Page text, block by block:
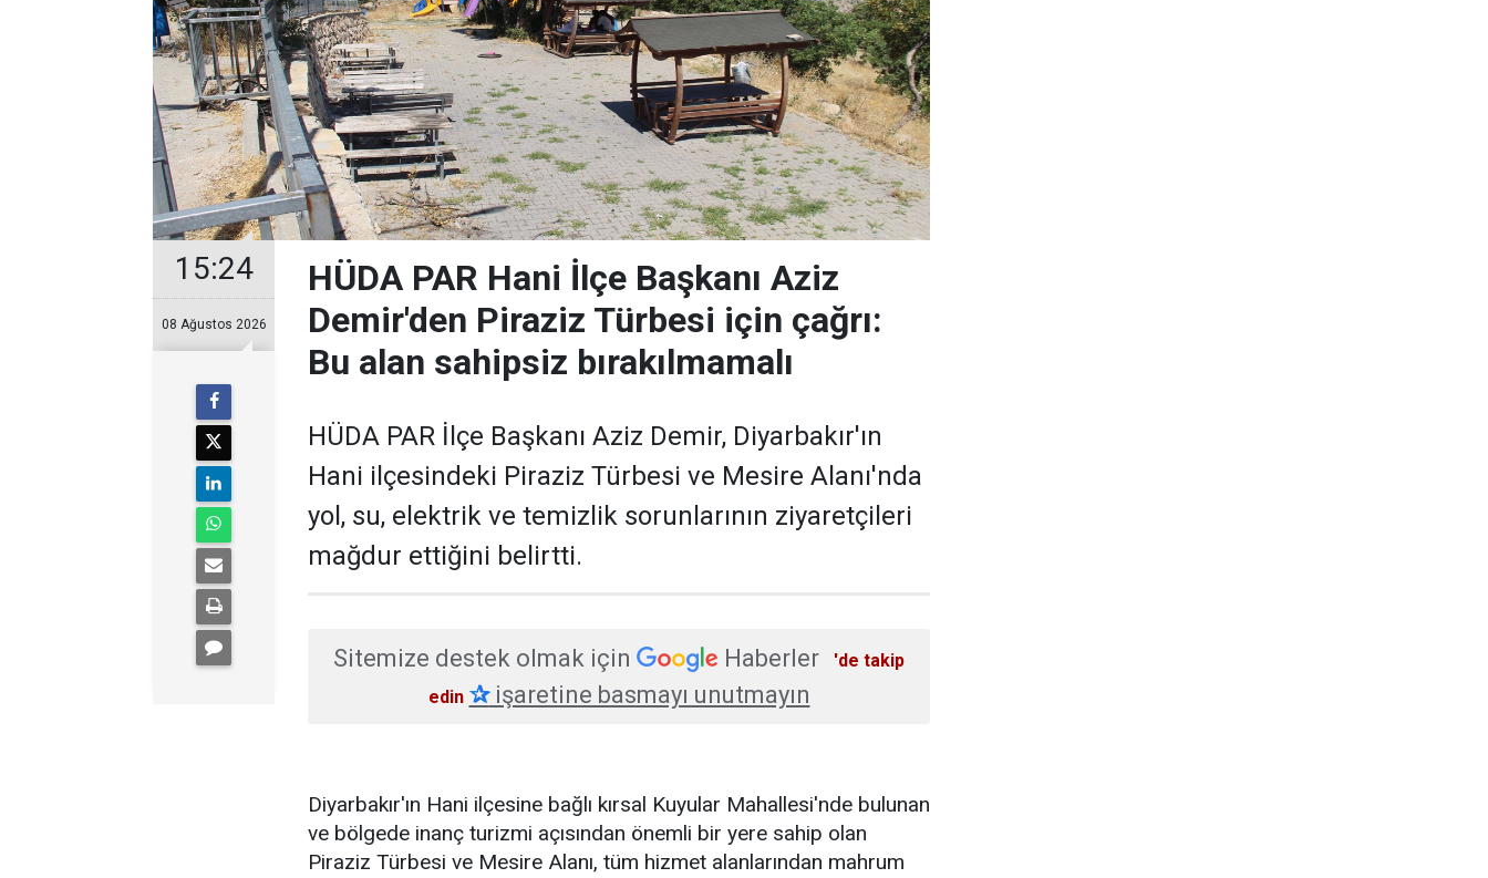
15:24
08 Ağustos 2026
HÜDA PAR Hani İlçe Başkanı Aziz
Demir'den Piraziz Türbesi için çağrı:
Bu alan sahipsiz bırakılmamalı
HÜDA PAR İlçe Başkanı Aziz Demir, Diyarbakır'ın
Hani ilçesindeki Piraziz Türbesi ve Mesire Alanı'nda
yol, su, elektrik ve temizlik sorunlarının ziyaretçileri
mağdur ettiğini belirtti.
Sitemize destek olmak için Haberler
'de takip
edin ✰işaretine basmayı unutmayın
Diyarbakır'ın Hani ilçesine bağlı kırsal Kuyular Mahallesi'nde bulunan
ve bölgede inanç turizmi açısından önemli bir yere sahip olan
Piraziz Türbesi ve Mesire Alanı, tüm hizmet alanlarından mahrum